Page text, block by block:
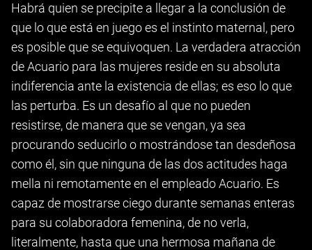
Habrá quien se precipite a llegar a la conclusión de
que lo que está en juego es el instinto maternal, pero
es posible que se equivoquen. La verdadera atracción
de Acuario para las mujeres reside en su absoluta
indiferencia ante la existencia de ellas; es eso lo que
las perturba. Es un desafío al que no pueden
resistirse, de manera que se vengan, ya sea
procurando seducirlo o mostrándose tan desdeñosa
como él, sin que ninguna de las dos actitudes haga
mella ni remotamente en el empleado Acuario. Es
capaz de mostrarse ciego durante semanas enteras
para su colaboradora femenina, de no verla,
literalmente, hasta que una hermosa mañana de